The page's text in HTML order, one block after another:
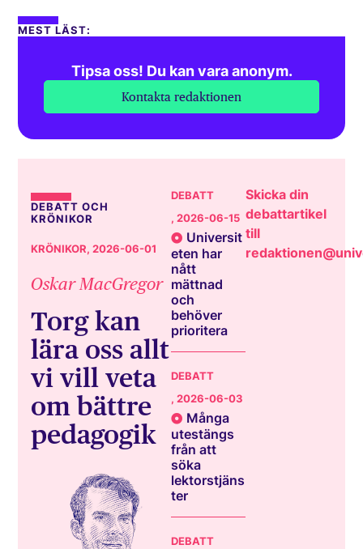
MEST LÄST:
Tipsa oss! Du kan vara anonym.
Kontakta redaktionen
DEBATT OCH
KRÖNIKOR
KRÖNIKOR, 2026-06-01
Oskar MacGregor
Torg kan
lära oss allt
vi vill veta
om bättre
pedagogik
DEBATT
, 2026-06-15
Universit
eten har
nått
mättnad
och
behöver
prioritera
DEBATT
, 2026-06-03
Många
utestängs
från att
söka
lektorstjäns
ter
DEBATT
Skicka din
debattartikel
till